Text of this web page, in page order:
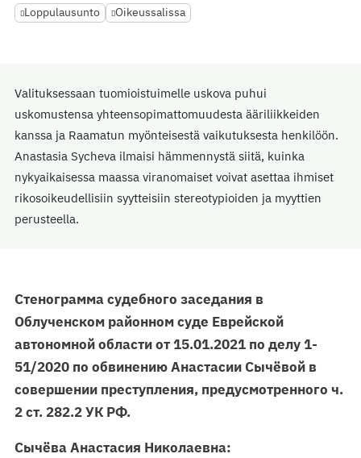
Loppulausunto Oikeussalissa
Valituksessaan tuomioistuimelle uskova puhui
uskomustensa yhteensopimattomuudesta ääriliikkeiden
kanssa ja Raamatun myönteisestä vaikutuksesta henkilöön.
Anastasia Sycheva ilmaisi hämmennystä siitä, kuinka
nykyaikaisessa maassa viranomaiset voivat asettaa ihmiset
rikosoikeudellisiin syytteisiin stereotypioiden ja myyttien
perusteella.
Стенограмма судебного заседания в
Облученском районном суде Еврейской
автономной области от 15.01.2021 по делу 1-
51/2020 по обвинению Анастасии Сычёвой в
совершении преступления, предусмотренного ч.
2 ст. 282.2 УК РФ.
Сычёва Анастасия Николаевна: